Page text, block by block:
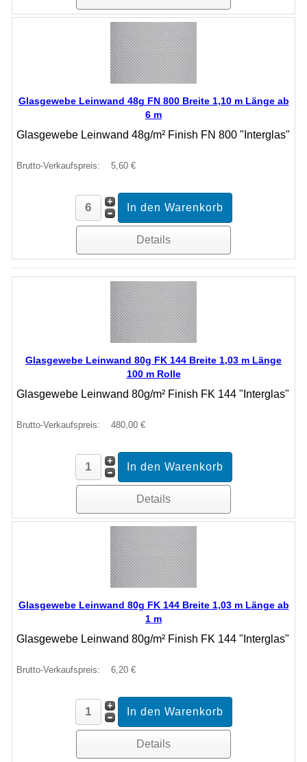
Glasgewebe Leinwand 48g FN 800 Breite 1,10 m Länge ab
6 m
Glasgewebe Leinwand 48g/m² Finish FN 800 "Interglas"
Brutto-Verkaufspreis: 5,60 €
Details
Glasgewebe Leinwand 80g FK 144 Breite 1,03 m Länge
100 m Rolle
Glasgewebe Leinwand 80g/m² Finish FK 144 "Interglas"
Brutto-Verkaufspreis: 480,00 €
Details
Glasgewebe Leinwand 80g FK 144 Breite 1,03 m Länge ab
1 m
Glasgewebe Leinwand 80g/m² Finish FK 144 "Interglas"
Brutto-Verkaufspreis: 6,20 €
Details